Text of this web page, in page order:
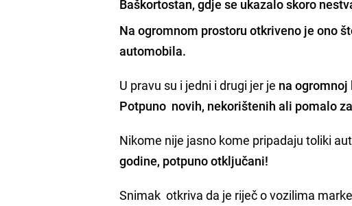
Baškortostan, gdje se ukazalo skoro
Na ogromnom prostoru otkriveno je ono
automobila.
U pravu su i jedni i drugi jer je na
Potpuno novih, nekorištenih ali pomalo
Nikome nije jasno kome pripadaju toliki
godine, potpuno otključani!
Snimak otkriva da je riječ o vozilima marke